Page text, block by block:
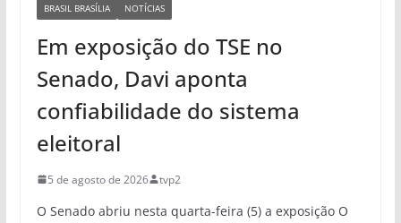
BRASIL BRASÍLIA NOTÍCIAS
Em exposição do TSE no
Senado, Davi aponta
confiabilidade do sistema
eleitoral
5 de agosto de 2026 tvp2
O Senado abriu nesta quarta-feira (5) a exposição O